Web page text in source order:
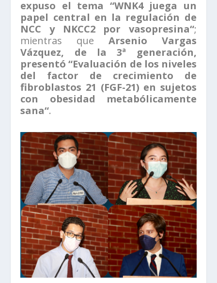
expuso el tema “WNK4 juega un
papel central en la regulación de
NCC y NKCC2 por vasopresina“;
mientras que Arsenio Vargas
Vázquez, de la 3ª generación,
presentó “Evaluación de los niveles
del factor de crecimiento de
fibroblastos 21 (FGF-21) en sujetos
con obesidad metabólicamente
sana“.